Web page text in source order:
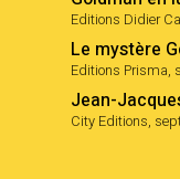
Editions Didier
Le mystère
Editions Prisma,
Jean-
City Editions,